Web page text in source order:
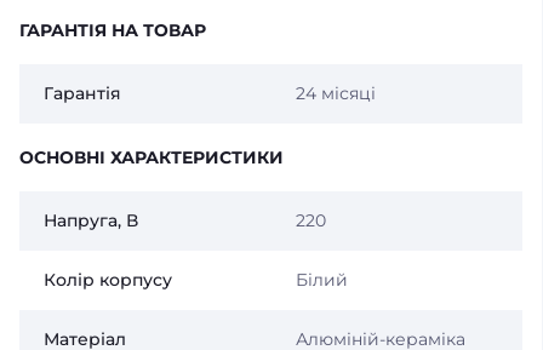
ГАРАНТІЯ НА ТОВАР
Гарантія 24 місяці
ОСНОВНІ ХАРАКТЕРИСТИКИ
Напруга, В 220
Колір корпусу Білий
Матеріал Алюміній-кераміка